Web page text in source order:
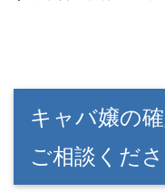
キャバ嬢の
ご相談くだ